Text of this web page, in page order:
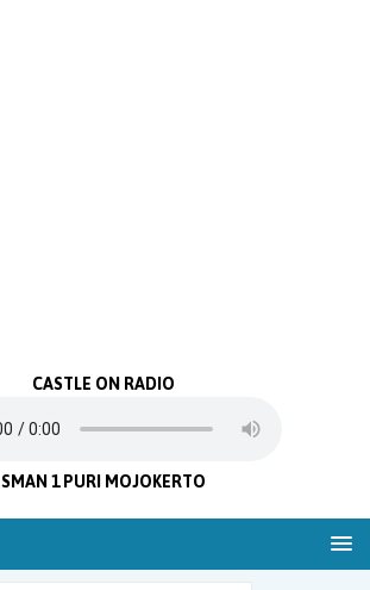
CASTLE ON RADIO
SMAN 1 PURI MOJOKERTO